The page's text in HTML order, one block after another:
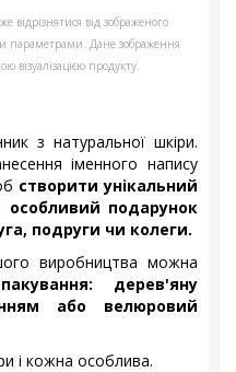
відрізнятися від зображеного
параметрами. Дане зображення
візуалізацією продукту.
з натуральної шкіри.
іменного напису
створити унікальний
подарунок
подруги чи колеги.
виробництва можна
дерев'яну
або велюровий
і кожна особлива.